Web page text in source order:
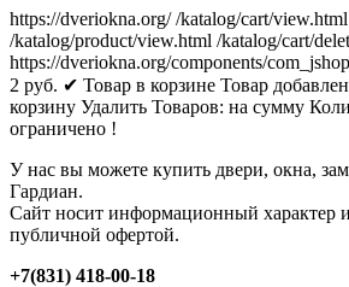
https://dveriokna.org/ /katalog/cart/view.html
/katalog/product/view.html /katalog/cart/
https://dveriokna.org/components/
2 руб. ✔ Товар в корзине Товар
корзину Удалить Товаров: на сумму
ограничено !
У нас вы можете купить двери, окна,
Гардиан.
Сайт носит информационный характер и
публичной офертой.
+7(831) 418-00-18